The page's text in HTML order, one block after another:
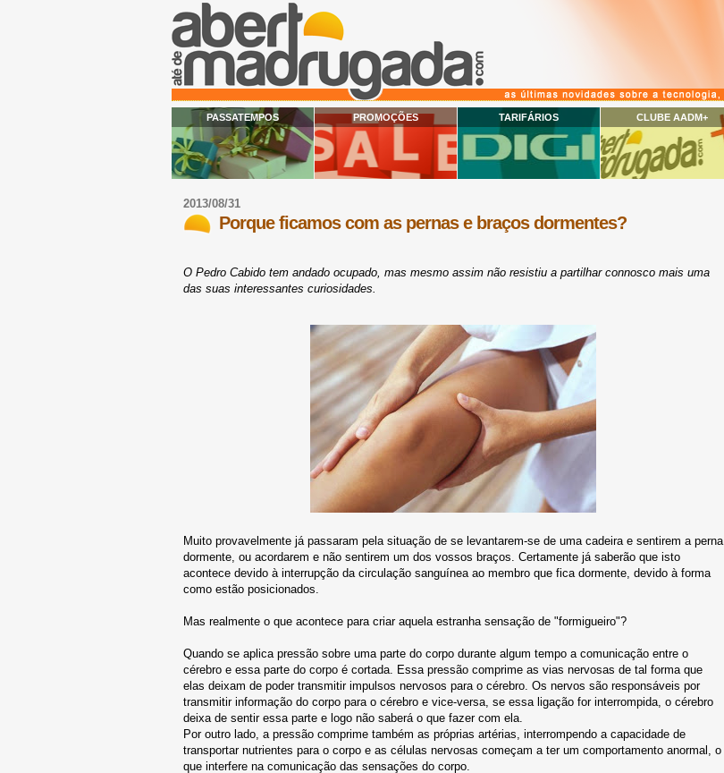
PASSATEMPOS PROMOÇÕES TARIFÁRIOS CLUBE AADM+
2013/08/31
Porque ficamos com as pernas e braços dormentes?
O Pedro Cabido tem andado ocupado, mas mesmo assim não resistiu a partilhar connosco mais uma
das suas interessantes curiosidades.
Muito provavelmente já passaram pela situação de se levantarem-se de uma cadeira e sentirem a perna
dormente, ou acordarem e não sentirem um dos vossos braços. Certamente já saberão que isto
acontece devido à interrupção da circulação sanguínea ao membro que fica dormente, devido à forma
como estão posicionados.
Mas realmente o que acontece para criar aquela estranha sensação de "formigueiro"?
Quando se aplica pressão sobre uma parte do corpo durante algum tempo a comunicação entre o
cérebro e essa parte do corpo é cortada. Essa pressão comprime as vias nervosas de tal forma que
elas deixam de poder transmitir impulsos nervosos para o cérebro. Os nervos são responsáveis por
transmitir informação do corpo para o cérebro e vice-versa, se essa ligação for interrompida, o cérebro
deixa de sentir essa parte e logo não saberá o que fazer com ela.
Por outro lado, a pressão comprime também as próprias artérias, interrompendo a capacidade de
transportar nutrientes para o corpo e as células nervosas começam a ter um comportamento anormal, o
que interfere na comunicação das sensações do corpo.